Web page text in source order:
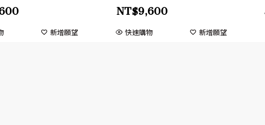
新增願望
NT$9,600
快速購物 新增願望